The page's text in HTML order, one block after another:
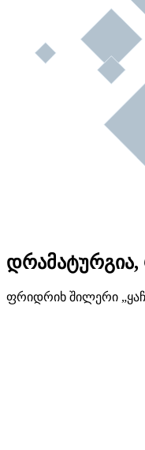
დრამატურგია,
ფრიდრიხ შილერი